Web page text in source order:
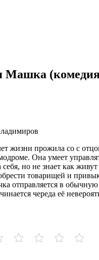
Машка
жизни прожила со с
Она умеет
себя, но не знает как живут
товарищей и
отправляется в
череда её